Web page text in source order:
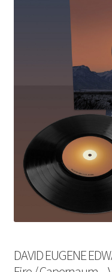
DAVID EUGENE